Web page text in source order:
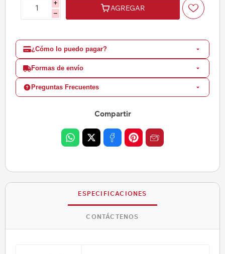
i
h
AGREGAR
¿Cómo lo puedo pagar?
Formas de envío
Preguntas Frecuentes
Compartir
ESPECIFICACIONES
CONTÁCTENOS